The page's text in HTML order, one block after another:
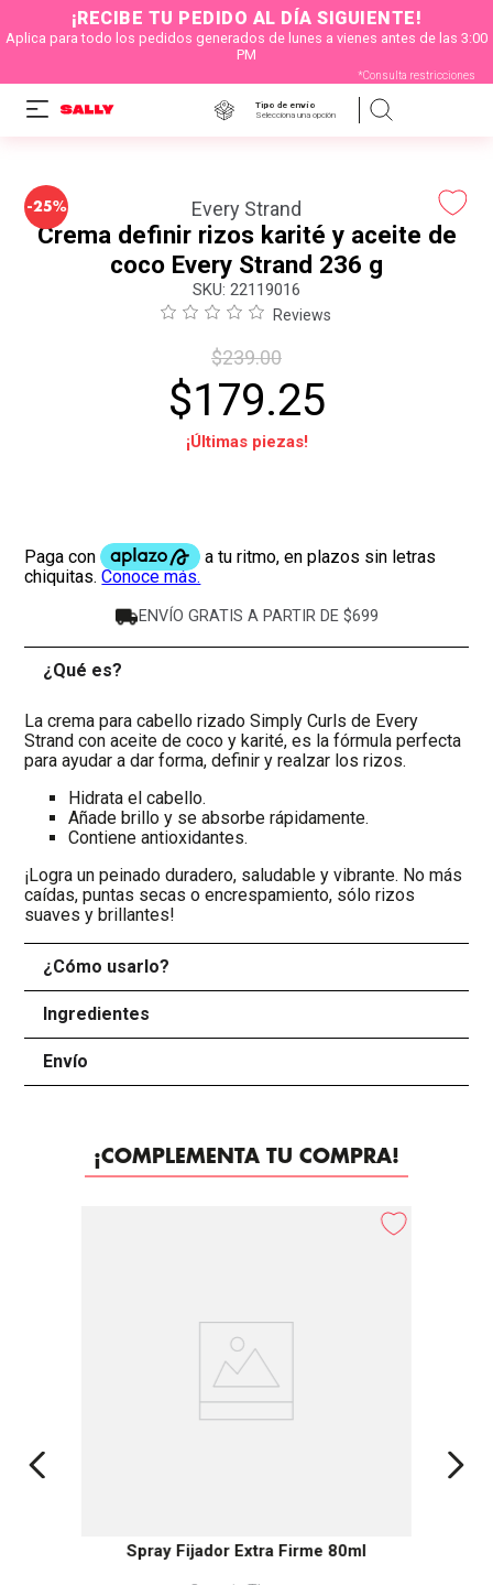
¡RECIBE TU PEDIDO AL DÍA SIGUIENTE!
Aplica para todo los pedidos generados de lunes a vienes antes de las 3:00
PM
*Consulta restricciones
Tipo de envío
Selecciona una opción
-25% Every Strand
Crema definir rizos karité y aceite de
coco Every Strand 236 g
: 22119016
Reviews
$239.00
$179.25
¡Últimas piezas!
ENVÍO GRATIS A PARTIR DE $699
¿Qué es?
La crema para cabello rizado Simply Curls de Every
Strand con aceite de coco y karité, es la fórmula perfecta
para ayudar a dar forma, definir y realzar los rizos.
Hidrata el cabello.
Añade brillo y se absorbe rápidamente.
Contiene antioxidantes.
¡Logra un peinado duradero, saludable y vibrante. No más
caídas, puntas secas o encrespamiento, sólo rizos
suaves y brillantes!
¿Cómo usarlo?
Ingredientes
Envío
¡COMPLEMENTA TU COMPRA!
Spray Fijador Extra Firme 80ml